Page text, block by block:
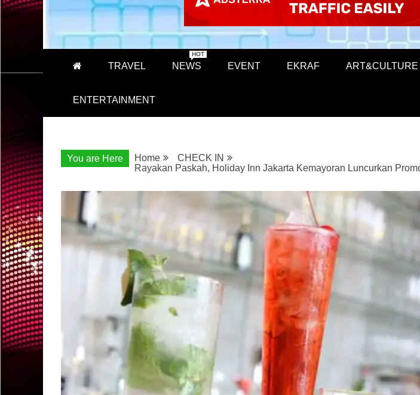
TRAVEL NEWS
HOT
EVENT EKRAF ART&CULTURE
ENTERTAINMENT
You are Here Home
CHECK IN
Rayakan Paskah, Holiday Inn Jakarta Kemayoran Luncurkan